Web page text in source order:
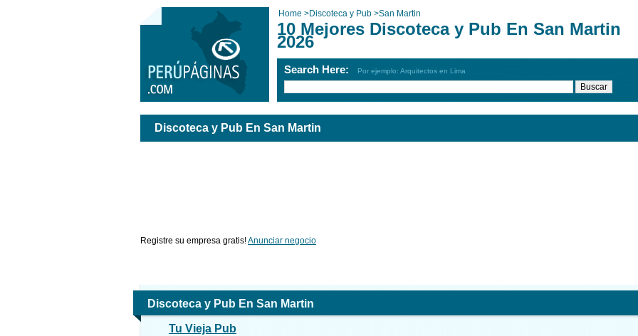
Home >Discoteca y Pub >San Martin
10 Mejores Discoteca y Pub En San Martin
2026
Search Here: Por ejemplo: Arquitectos en Lima
Discoteca y Pub En San Martin
Registre su empresa gratis!Anunciar negocio
Discoteca y Pub En San Martin
Tu Vieja Pub